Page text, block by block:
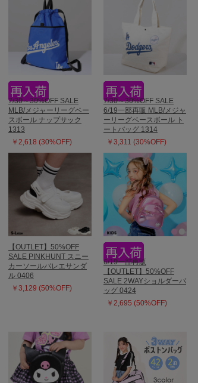
7/30～30%OFF SALE
MLB/メジャーリーグベー
スボール ナップサック
1313
￥2,618 (30%OFF)
7/30～30%OFF SALE
6/19一部再販 MLB/メジャ
ーリーグベースボール ト
ートバッグ 1314
￥3,311 (30%OFF)
【OUTLET】50%OFF
SALE PINKHUNT スニー
カーソールバレエサンダ
ル 0406
￥3,129 (50%OFF)
6/19一部再販
【OUTLET】50%OFF
SALE 2WAYショルダーバ
ッグ 0424
￥2,695 (50%OFF)